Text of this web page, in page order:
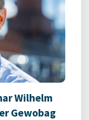
Wilhelm
Gewobag